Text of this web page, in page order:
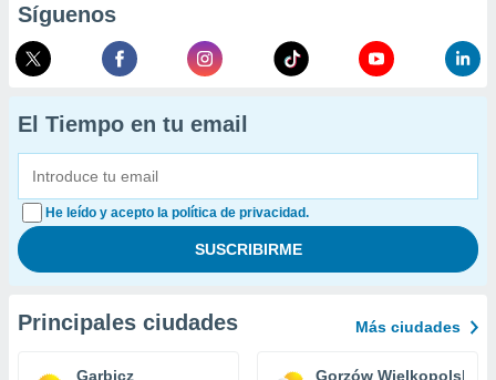
Síguenos
El Tiempo en tu email
He leído y acepto la política de privacidad.
Principales ciudades Más ciudades
Garbicz Gorzów Wielkopolski